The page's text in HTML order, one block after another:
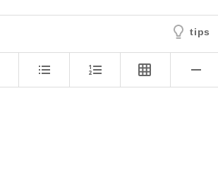
tips